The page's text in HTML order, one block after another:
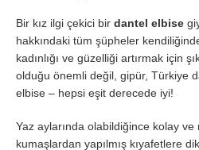
Bir kız ilgi çekici bir dantel elbise
hakkındaki tüm şüpheler
kadınlığı ve güzelliği artırmak için
olduğu önemli değil, gipür, Türkiye
elbise – hepsi eşit derecede iyi!
Yaz aylarında olabildiğince kolay
kumaşlardan yapılmış kıyafetlere